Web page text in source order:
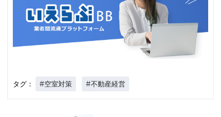
タグ： #空室対策 #不動産経営